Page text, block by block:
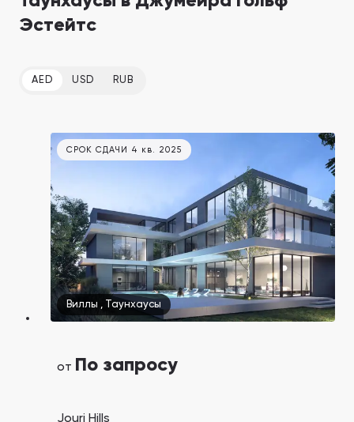
Эстейтс
AED USD RUB
СРОК СДАЧИ 4 кв. 2025
Виллы , Таунхаусы
от По запросу
Jouri Hills